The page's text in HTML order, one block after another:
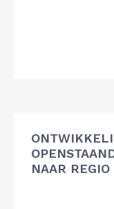
NAAR REGIO